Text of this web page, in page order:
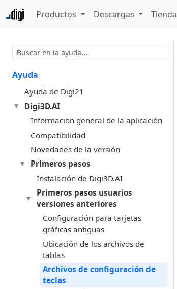
Productos Descargas Tienda
Ayuda
Ayuda de Digi21
Digi3D.AI
Informacion general de la aplicación
Compatibilidad
Novedades de la versión
Primeros pasos
Instalación de Digi3D.AI
Primeros pasos usuarios
versiones anteriores
Configuración para tarjetas
gráficas antiguas
Ubicación de los archivos de
tablas
Archivos de configuración de
teclas